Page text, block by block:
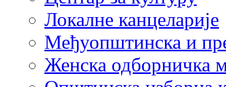
Локалне канцеларије
Међуопштинска и
Женска одборничка